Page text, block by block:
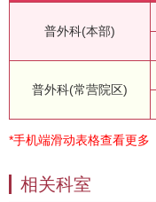
普外科(本部)
普外科(常营院区)
*手机端滑动表格查看更多
相关科室